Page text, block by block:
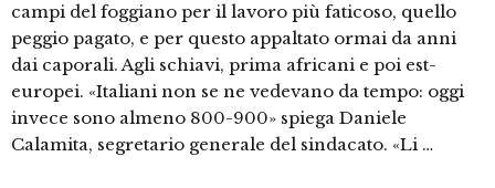
campi del foggiano per il lavoro più faticoso, quello
peggio pagato, e per questo appaltato ormai da anni
dai caporali. Agli schiavi, prima africani e poi est-
europei. «Italiani non se ne vedevano da tempo: oggi
invece sono almeno 800-900» spiega Daniele
Calamita, segretario generale del sindacato. «Li …